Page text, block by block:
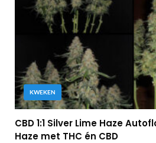
KWEKEN
CBD 1:1 Silver Lime Haze
Haze met THC én CBD